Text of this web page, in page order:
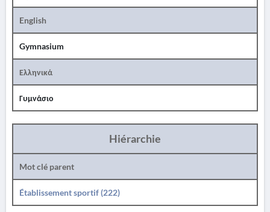
English
Gymnasium
Ελληνικά
Γυμνάσιο
Hiérarchie
Mot clé parent
Établissement sportif (222)